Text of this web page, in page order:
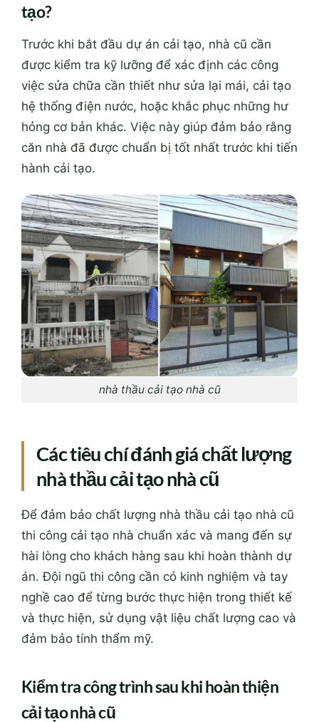
tạo?
Trước khi bắt đầu dự án cải tạo, nhà cũ cần
được kiểm tra kỹ lưỡng để xác định các công
việc sửa chữa cần thiết như sửa lại mái, cải tạo
hệ thống điện nước, hoặc khắc phục những hư
hỏng cơ bản khác. Việc này giúp đảm bảo rằng
căn nhà đã được chuẩn bị tốt nhất trước khi tiến
hành cải tạo.
nhà thầu cải tạo nhà cũ
Các tiêu chí đánh giá chất lượng
nhà thầu cải tạo nhà cũ
Để đảm bảo chất lượng nhà thầu cải tạo nhà cũ
thi công cải tạo nhà chuẩn xác và mang đến sự
hài lòng cho khách hàng sau khi hoàn thành dự
án. Đội ngũ thi công cần có kinh nghiệm và tay
nghề cao để từng bước thực hiện trong thiết kế
và thực hiện, sử dụng vật liệu chất lượng cao và
đảm bảo tính thẩm mỹ.
Kiểm tra công trình sau khi hoàn thiện
cải tạo nhà cũ